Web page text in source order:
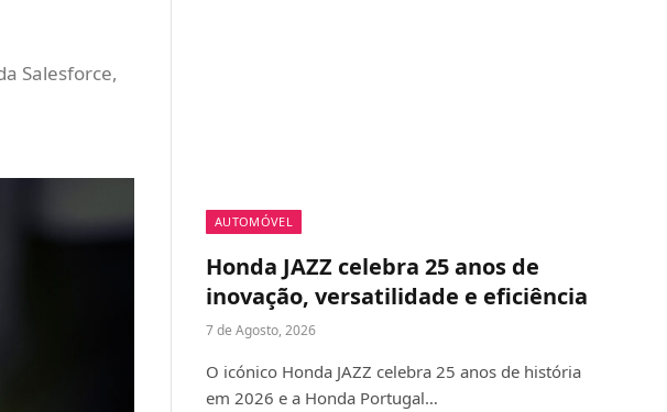
Salesforce,
AUTOMÓVEL
Honda JAZZ celebra 25 anos de
inovação, versatilidade e eficiência
7 de Agosto, 2026
O icónico Honda JAZZ celebra 25 anos de história
em 2026 e a Honda Portugal…